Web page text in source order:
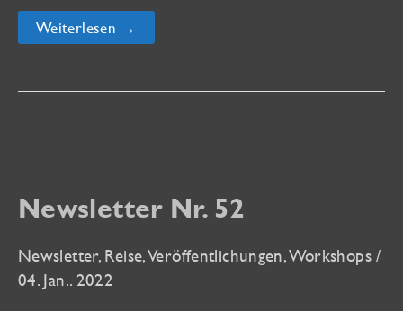
Gel-
Printing-
Pflanzen
Weiterlesen →
Newsletter Nr. 52
Newsletter, Reise,Veröffentlichungen,Workshops/
04. Jan.. 2022